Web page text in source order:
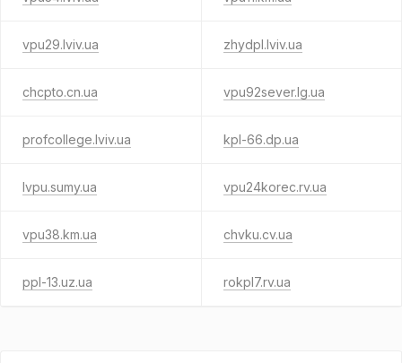
vpu29.lviv.ua zhydpl.lviv.ua
chcpto.cn.ua vpu92sever.lg.ua
profcollege.lviv.ua kpl-66.dp.ua
lvpu.sumy.ua vpu24korec.rv.ua
vpu38.km.ua chvku.cv.ua
ppl-13.uz.ua rokpl7.rv.ua